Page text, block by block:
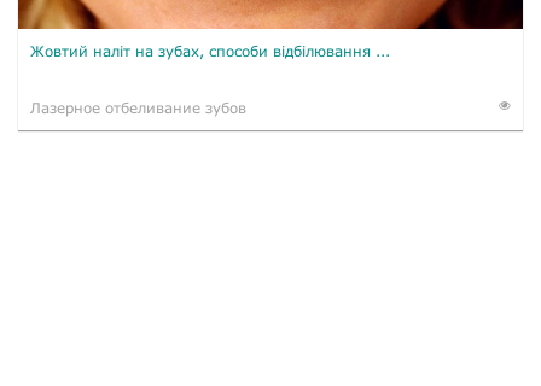
Жовтий наліт на зубах, способи відбілювання ...
Лазерное отбеливание зубов